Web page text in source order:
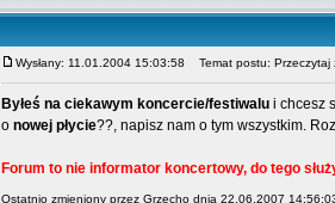
Wysłany: 11.01.2004 15:03:58 Temat postu: Przeczytaj
Byłeś na ciekawym koncercie/festiwalu i chcesz
o nowej płycie??, napisz nam o tym wszystkim.
Forum to nie informator koncertowy, do tego
Ostatnio zmieniony przez Grzecho dnia 22.06.2007